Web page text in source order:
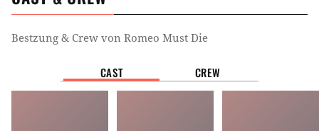
Bestzung & Crew von Romeo Must Die
CAST CREW